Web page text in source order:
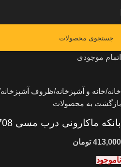
اتمام موجودی
خانه خانه و آشپزخانه ظروف آشپزخانه
بازگشت به محصولات
بانکه ماکارونی درب مسی UN-1708
تومان
ناموجود